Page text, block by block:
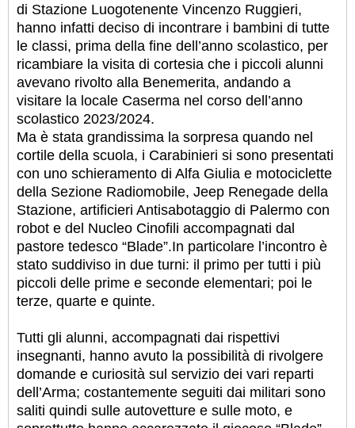
di Stazione Luogotenente Vincenzo Ruggieri,
hanno infatti deciso di incontrare i bambini di tutte
le classi, prima della fine dell’anno scolastico, per
ricambiare la visita di cortesia che i piccoli alunni
avevano rivolto alla Benemerita, andando a
visitare la locale Caserma nel corso dell’anno
scolastico 2023/2024.
Ma è stata grandissima la sorpresa quando nel
cortile della scuola, i Carabinieri si sono presentati
con uno schieramento di Alfa Giulia e motociclette
della Sezione Radiomobile, Jeep Renegade della
Stazione, artificieri Antisabotaggio di Palermo con
robot e del Nucleo Cinofili accompagnati dal
pastore tedesco “Blade”.In particolare l’incontro è
stato suddiviso in due turni: il primo per tutti i più
piccoli delle prime e seconde elementari; poi le
terze, quarte e quinte.
Tutti gli alunni, accompagnati dai rispettivi
insegnanti, hanno avuto la possibilità di rivolgere
domande e curiosità sul servizio dei vari reparti
dell’Arma; costantemente seguiti dai militari sono
saliti quindi sulle autovetture e sulle moto, e